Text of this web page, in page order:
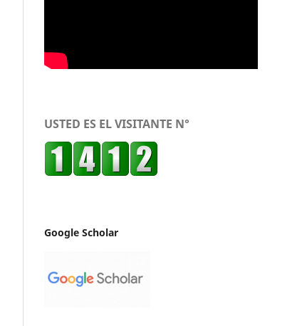
USTED ES EL VISITANTE N°
Google Scholar